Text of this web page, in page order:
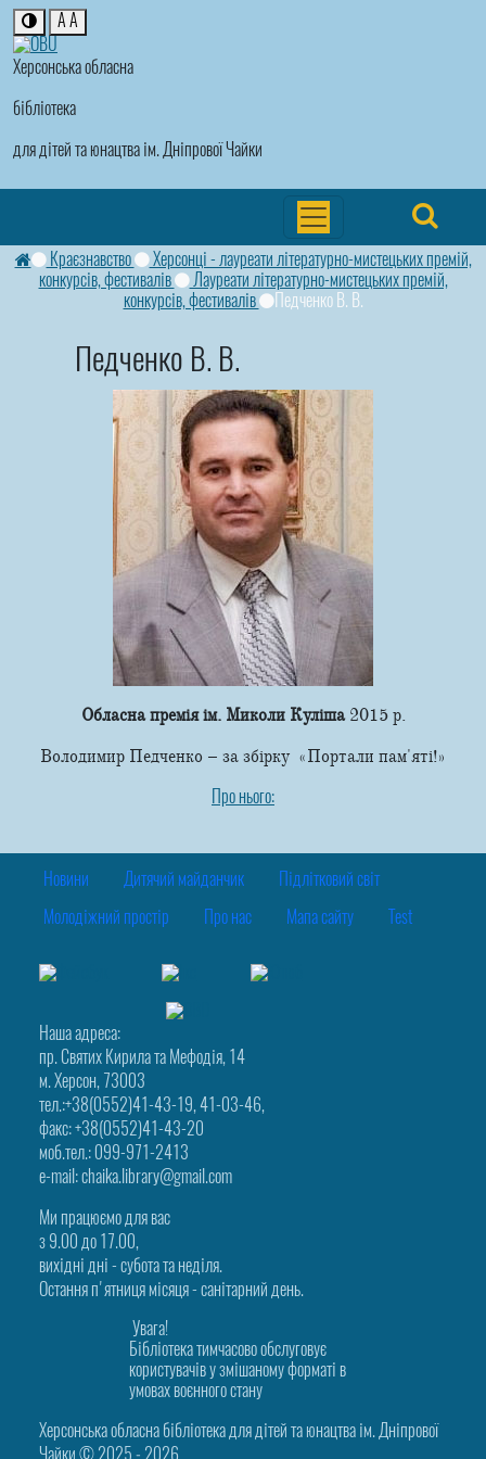
Херсонська обласна
бібліотека
для дітей та юнацтва ім. Дніпрової Чайки
A A
Краєзнавство
Херсонці - лауреати літературно-мистецьких премій,
конкурсів, фестивалів
Лауреати літературно-мистецьких премій,
конкурсів, фестивалів
Педченко В. В.
Педченко В. В.
Обласна премія ім. Миколи Куліша 2015 р.
Володимир Педченко – за збірку «Портали пам'яті!»
Про нього:
Новини Дитячий майданчик Підлітковий світ
Молодіжний простір Про нас Мапа сайту Test
Наша адреса:
пр. Святих Кирила та Мефодія, 14
м. Херсон, 73003
тел.:+38(0552)41-43-19, 41-03-46,
факс: +38(0552)41-43-20
моб.тел.: 099-971-2413
e-mail: chaika.library@gmail.com
Ми працюємо для вас
з 9.00 до 17.00,
вихідні дні - субота та неділя.
Остання п'ятниця місяця - санітарний день.
Увага!
Бібліотека тимчасово обслуговує
користувачів у змішаному форматі в
умовах воєнного стану
Херсонська обласна бібліотека для дітей та юнацтва ім. Дніпрової